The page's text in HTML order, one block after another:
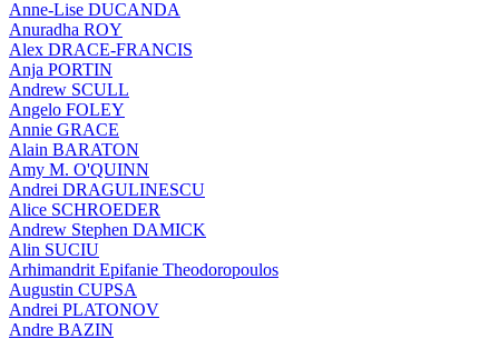
Anne-Lise DUCANDA
Anuradha ROY
Alex DRACE-FRANCIS
Anja PORTIN
Andrew SCULL
Angelo FOLEY
Annie GRACE
Alain BARATON
Amy M. O'QUINN
Andrei DRAGULINESCU
Alice SCHROEDER
Andrew Stephen DAMICK
Alin SUCIU
Arhimandrit Epifanie Theodoropoulos
Augustin CUPSA
Andrei PLATONOV
Andre BAZIN